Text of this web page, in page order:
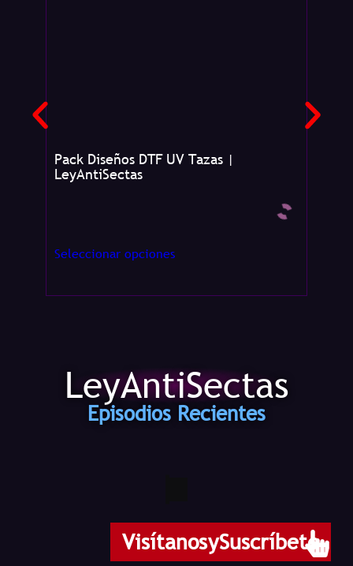
Pack Diseños DTF UV Tazas |
LeyAntiSectas
Seleccionar opciones
LeyAntiSectas
Episodios Recientes
Visítanos y Suscríbete